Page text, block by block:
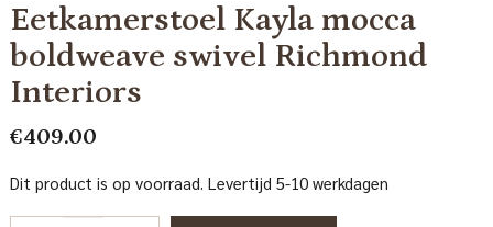
Eetkamerstoel Kayla mocca
boldweave swivel Richmond
Interiors
€409.00
Dit product is op voorraad. Levertijd 5-10 werkdagen